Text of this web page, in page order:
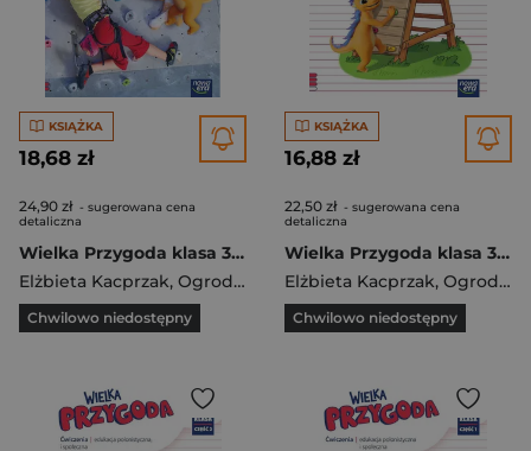
KSIĄŻKA
18,68 zł
24,90 zł - sugerowana cena
detaliczna
Wielka Przygoda klasa 3 część 2 Podręcznik edukacja polonistyczna i społeczna EDYCJA 2022-2024 61502
Elżbieta Kacprzak, Ogrodowczyk Małgorzata
Chwilowo niedostępny
KSIĄŻKA
16,88 zł
22,50 zł - sugerowana cena
detaliczna
Wielka Przygoda klasa 3 część 3 Zeszyt ćwiczeń zintegrowanych 61505
Elżbieta Kacprzak, Ogrodowczyk Małgorzata
Chwilowo niedostępny